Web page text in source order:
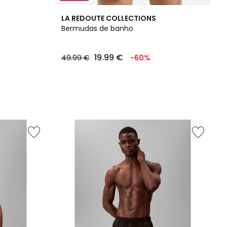
LA REDOUTE COLLECTIONS
Bermudas de banho
49.99 € 19.99 € -60%